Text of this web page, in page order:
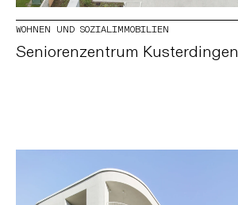
WOHNEN UND SOZIALIMMOBILIEN
Seniorenzentrum Kusterdingen